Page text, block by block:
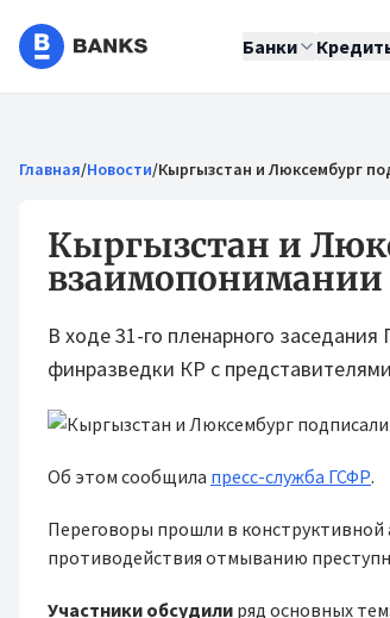
Банки
Главная/Новости/Кыргызстан и Люксембург
Кыргызстан и
В ходе 31-го пленарного
финразведки КР с
Об этом сообщила пресс-служба ГСФР.
Переговоры прошли в
противодействия отмыванию
Участники обсудили ряд основных тем: